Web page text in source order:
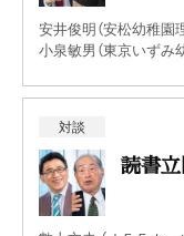
安井俊明（安松幼稚園
小泉敏男（東京いずみ
対談
読書